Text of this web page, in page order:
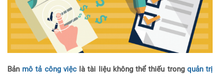
Bản mô tả công việclà tài liệu không thể thiếu trong quản trị